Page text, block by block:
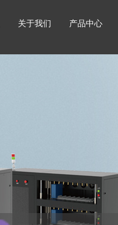
关于我们 产品中心